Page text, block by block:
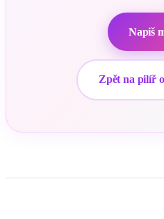
Napiš
Zpět na pilíř